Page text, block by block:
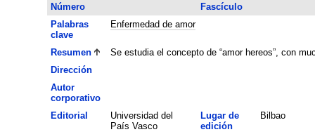
Número
Fascículo
Palabras
clave
Enfermedad de amor
Resumen
Se estudia el concepto de “amor hereos”, con
Dirección
Autor
corporativo
Editorial
Universidad del
País Vasco
Lugar de
edición
Bilbao